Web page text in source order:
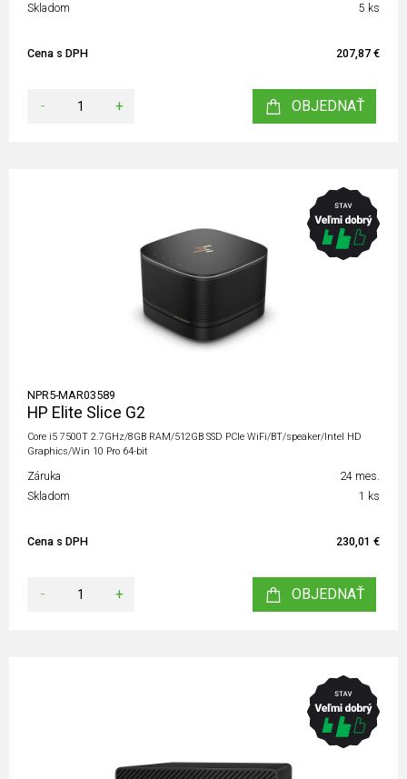
Skladom
5 ks
Cena s DPH 207,87 €
- + OBJEDNAŤ
NPR5-MAR03589
HP Elite Slice G2
Core i5 7500T 2.7GHz/8GB RAM/512GB SSD PCIe WiFi/BT/speaker/Intel HD
Graphics/Win 10 Pro 64-bit
Záruka
24 mes.
Skladom
1 ks
Cena s DPH 230,01 €
- + OBJEDNAŤ